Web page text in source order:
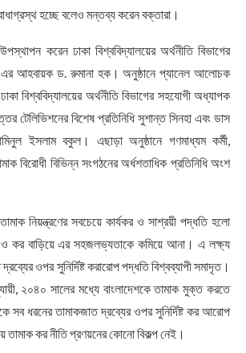
বাধাগ্রস্থ হচ্ছে বলেও মন্তব্য করেন বক্তারা।
করেন ঢাকা বিশ্ববিদ্যালয়ের অর্থনীতি বিভাগের
এর আহবায়ক ড. রুমানা হক। অনুষ্ঠানে প্যানেল আলোচক
বিশ্ববিদ্যালয়ের অর্থনীতি বিভাগের সহযোগী অধ্যাপক
টেলিভিশনের বিশেষ প্রতিনিধি সুশান্ত সিনহা এবং ডাস
ইসলাম বকুল। এছাড়া অনুষ্ঠানে গণমাধ্যম কর্মী,
বিরোধী বিভিন্ন সংগঠনের অর্ধশতাধিক প্রতিনিধি অংশ
নিয়ন্ত্রণের সবচেয়ে কার্যকর ও সাশ্রয়ী পদ্ধতি হলো
ও কর বাড়িয়ে এর সহজলভ্যতাকে কমিয়ে আনা। এ লক্ষ্য
ওপর সুনির্দিষ্ট করারোপ পদ্ধতি বিশ্বব্যাপী সমাদৃত।
২০৪০ সালের মধ্যে বাংলাদেশকে তামাক মুক্ত করতে
সব ধরনের তামাকজাত দ্রব্যের ওপর সুনির্দিষ্ট কর আরোপ
তামাক কর নীতি প্রণয়নের কোনো বিকল্প নেই।